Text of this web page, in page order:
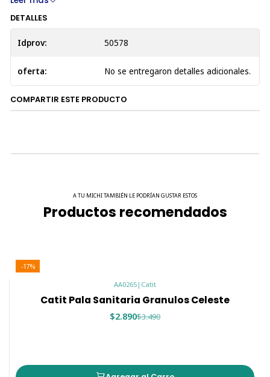
desperdicio de arena y manteniendo el área más
higiénica para tu gato.
DETALLES
Idprov: 50578
oferta: No se entregaron detalles adicionales.
COMPARTIR ESTE PRODUCTO
A TU MICHI TAMBIÉN LE PODRÍAN GUSTAR ESTOS
Productos recomendados
-17%
AA0265 | Catit
Catit Pala Sanitaria Granulos Celeste
$2.890$3.490